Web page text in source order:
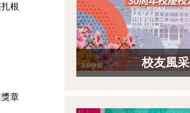
根
章
校友風采